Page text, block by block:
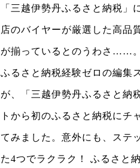
「三越伊勢丹ふるさと納税」
店のバイヤーが厳選した高品
が揃っているとのうわさ……。
ふるさと納税経験ゼロの編集
が、「三越伊勢丹ふるさと納
トから初のふるさと納税にチ
てみました。意外にも、ステ
た4つでラクラク！ ふるさと